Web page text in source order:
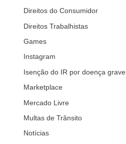
Direitos do Consumidor
Direitos Trabalhistas
Games
Instagram
Isenção do IR por doença grave
Marketplace
Mercado Livre
Multas de Trânsito
Notícias